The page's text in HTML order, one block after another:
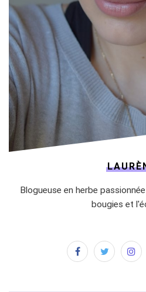
Blogueuse en herbe
bougies et